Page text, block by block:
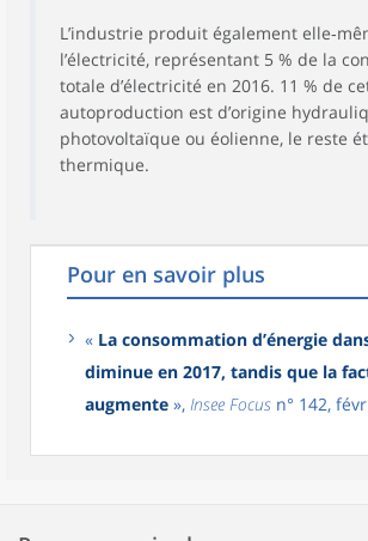
L’industrie produit également
l’électricité, représentant 5 % de la
totale d’électricité en 2016. 11 % de
autoproduction est d’origine
photovoltaïque ou éolienne, le reste
thermique.
Pour en savoir plus
« La consommation d’énergie
diminue en 2017, tandis que la
augmente », Insee Focus n° 142,